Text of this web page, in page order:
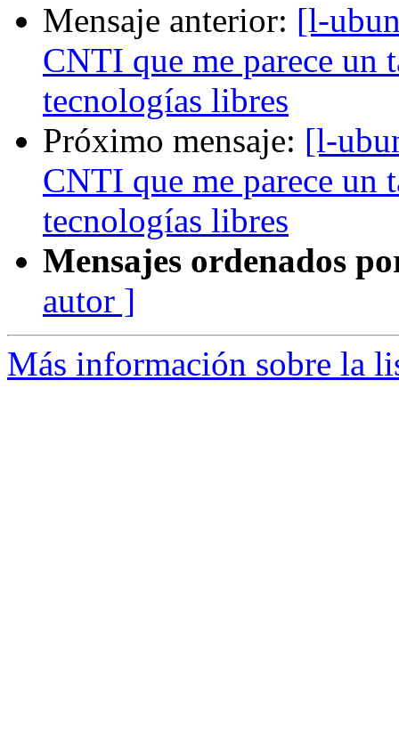
Mensaje anterior: [l-
CNTI que me parece un
tecnologías libres
Próximo mensaje: [l-
CNTI que me parece un
tecnologías libres
Mensajes ordenados
autor ]
Más información sobre la